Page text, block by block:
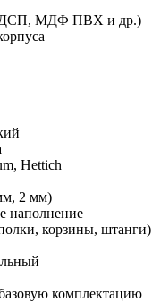
МДФ ПВХ и др.)
Hettich
2 мм)
наполнение
корзины, штанги)
комплектацию